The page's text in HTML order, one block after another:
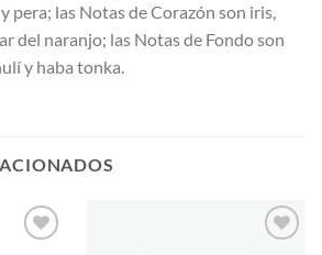
pera; las Notas de Corazón son iris,
del naranjo; las Notas de Fondo son
y haba tonka.